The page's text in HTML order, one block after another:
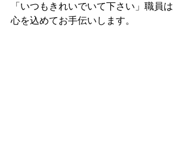
「いつもきれいでいて下さい」職員は
心を込めてお手伝いします。